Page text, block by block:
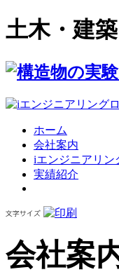
土木・建
ホーム
会社案内
iエンジニアリン
実績紹介
会社案